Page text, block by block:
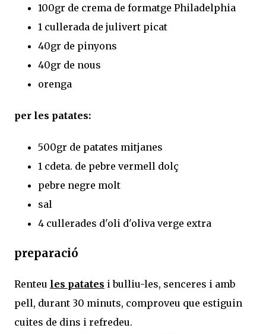
100gr de crema de formatge Philadelphia
1 cullerada de julivert picat
40gr de pinyons
40gr de nous
orenga
per les patates:
500gr de patates mitjanes
1 cdeta. de pebre vermell dolç
pebre negre molt
sal
4 cullerades d'oli d'oliva verge extra
preparació
Renteu les patates i bulliu-les, senceres i amb
pell, durant 30 minuts, comproveu que estiguin
cuites de dins i refredeu.